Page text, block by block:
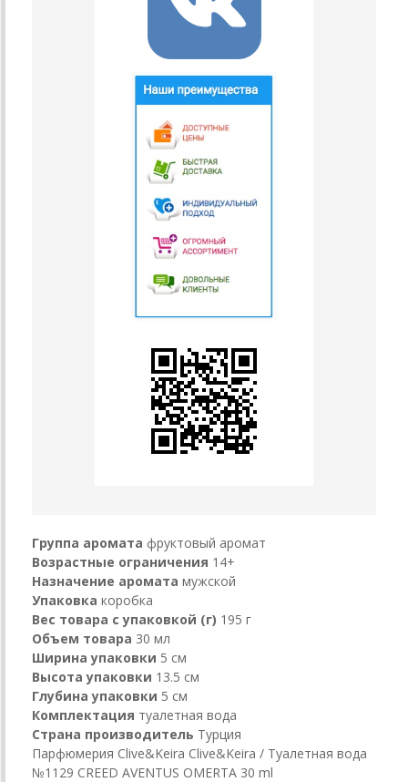
Группа аромата фруктовый аромат
Возрастные ограничения 14+
Назначение аромата мужской
Упаковка коробка
Вес товара с упаковкой (г) 195 г
Объем товара 30 мл
Ширина упаковки 5 см
Высота упаковки 13.5 см
Глубина упаковки 5 см
Комплектация туалетная вода
Страна производитель Турция
Парфюмерия Clive&Keira Clive&Keira / Туалетная вода
№1129 CREED AVENTUS OMERTA 30 ml